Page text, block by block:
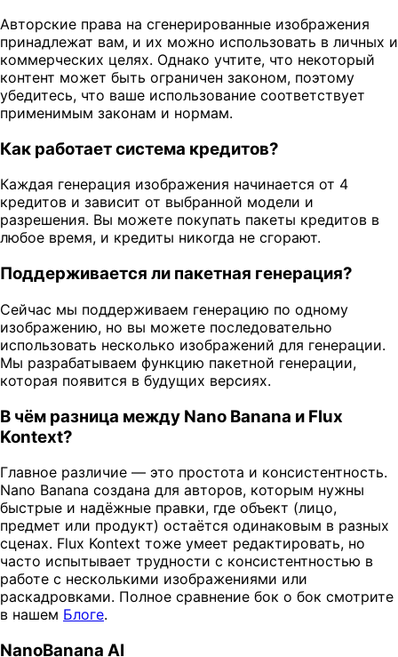
Авторские права на сгенерированные изображения
принадлежат вам, и их можно использовать в личных и
коммерческих целях. Однако учтите, что некоторый
контент может быть ограничен законом, поэтому
убедитесь, что ваше использование соответствует
применимым законам и нормам.
Как работает система кредитов?
Каждая генерация изображения начинается от 4
кредитов и зависит от выбранной модели и
разрешения. Вы можете покупать пакеты кредитов в
любое время, и кредиты никогда не сгорают.
Поддерживается ли пакетная генерация?
Сейчас мы поддерживаем генерацию по одному
изображению, но вы можете последовательно
использовать несколько изображений для генерации.
Мы разрабатываем функцию пакетной генерации,
которая появится в будущих версиях.
В чём разница между Nano Banana и Flux
Kontext?
Главное различие — это простота и консистентность.
Nano Banana создана для авторов, которым нужны
быстрые и надёжные правки, где объект (лицо,
предмет или продукт) остаётся одинаковым в разных
сценах. Flux Kontext тоже умеет редактировать, но
часто испытывает трудности с консистентностью в
работе с несколькими изображениями или
раскадровками. Полное сравнение бок о бок смотрите
в нашем Блоге.
NanoBanana AI